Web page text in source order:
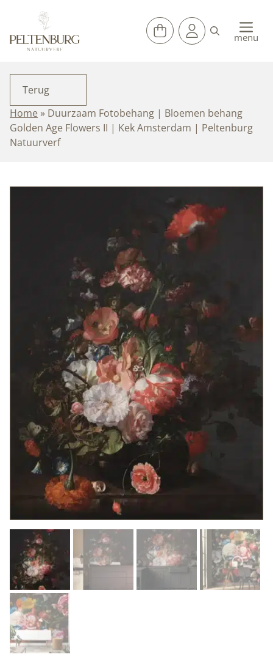
de
inhoud
menu
Terug
Home » Duurzaam Fotobehang | Bloemen behang
Golden Age Flowers II | Kek Amsterdam | Peltenburg
Natuurverf